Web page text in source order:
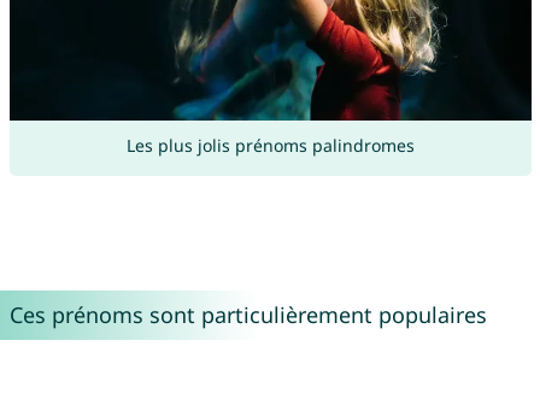
Les plus jolis prénoms palindromes
Ces prénoms sont particulièrement populaires